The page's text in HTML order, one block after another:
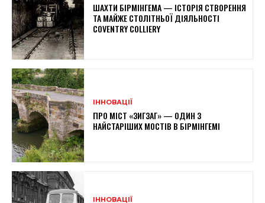
ШАХТИ БІРМІНГЕМА — ІСТОРІЯ СТВОРЕННЯ
ТА МАЙЖЕ СТОЛІТНЬОЇ ДІЯЛЬНОСТІ
COVENTRY COLLIERY
ІННОВАЦІЇ
ПРО МІСТ «ЗИГЗАГ» — ОДИН З
НАЙСТАРІШИХ МОСТІВ В БІРМІНГЕМІ
ІННОВАЦІЇ